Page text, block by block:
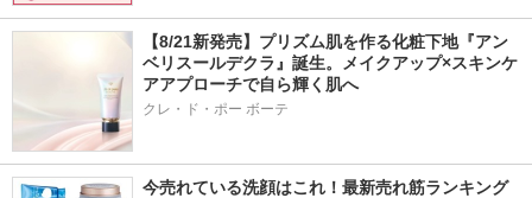
【8/21新発売】プリズム肌を作る化粧下地『アン
ベリスールデクラ』誕生。メイクアップ×スキンケ
アアプローチで自ら輝く肌へ
クレ・ド・ポー ボーテ
今売れている洗顔はこれ！最新売れ筋ランキング